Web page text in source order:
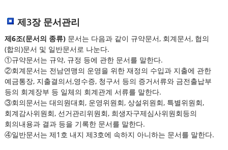
제3장 문서관리
제6조(문서의 종류)문서는 다음과 같이 규약문서, 회계문서, 협의
(합의)문서 및 일반문서로 나눈다.
①규약문서는 규약, 규정 등에 관한 문서를 말한다.
②회계문서는 전남연맹의 운영을 위한 재정의 수입과 지출에 관한
예금통장, 지출결의서,영수증, 청구서 등의 증거서류와 금전출납부
등의 회계장부 등 일체의 회계관계 서류를 말한다.
③회의문서는 대의원대회, 운영위원회, 상설위원회, 특별위원회,
회계감사위원회, 선거관리위원회, 희생자구제심사위원회등의
회의내용과 결과 등을 기록한 문서를 말한다.
④일반문서는 제1호 내지 제3호에 속하지 아니하는 문서를 말한다.